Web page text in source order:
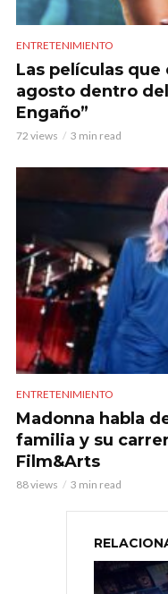
ENTRETENIMIENTO
Las películas
agosto dentro
Engaño”
72 views 3 min read
ENTRETENIMIENTO
Madonna habla
familia y su
Film&Arts
88 views 3 min read